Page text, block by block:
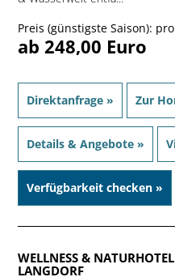
Preis (günstigste Saison):
ab 248,00 Euro
Direktanfrage » Zur
Details & Angebote »
Verfügbarkeit checken »
WELLNESS &
LANGDORF